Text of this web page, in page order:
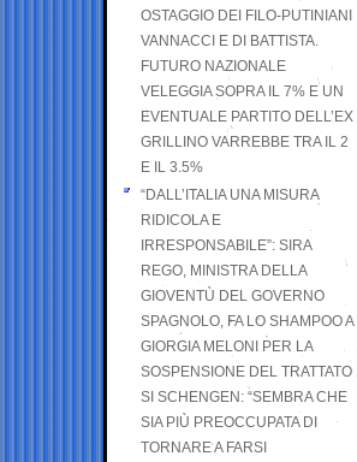
OSTAGGIO DEI FILO-PUTINIANI
VANNACCI E DI BATTISTA.
FUTURO NAZIONALE
VELEGGIA SOPRA IL 7% E UN
EVENTUALE PARTITO DELL’EX
GRILLINO VARREBBE TRA IL 2
E IL 3.5%
“DALL’ITALIA UNA MISURA
RIDICOLA E
IRRESPONSABILE”: SIRA
REGO, MINISTRA DELLA
GIOVENTÙ DEL GOVERNO
SPAGNOLO, FA LO SHAMPOO A
GIORGIA MELONI PER LA
SOSPENSIONE DEL TRATTATO
SI SCHENGEN: “SEMBRA CHE
SIA PIÙ PREOCCUPATA DI
TORNARE A FARSI